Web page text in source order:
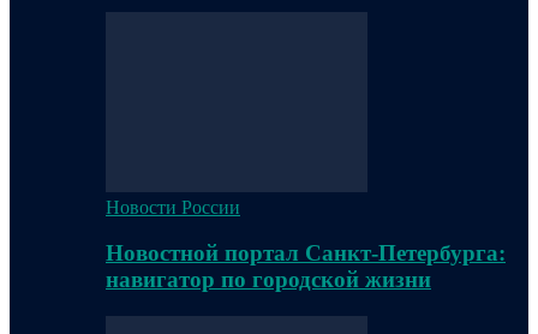
Новости России
Новостной портал Санкт-Петербурга:
навигатор по городской жизни